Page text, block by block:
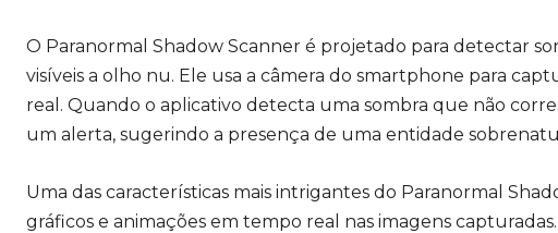
O Paranormal Shadow Scanner é projetado para detectar
visíveis a olho nu. Ele usa a câmera do smartphone para
real. Quando o aplicativo detecta uma sombra que não
um alerta, sugerindo a presença de uma entidade
Uma das características mais intrigantes do Paranormal
gráficos e animações em tempo real nas imagens